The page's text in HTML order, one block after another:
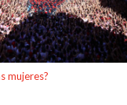
mujeres?